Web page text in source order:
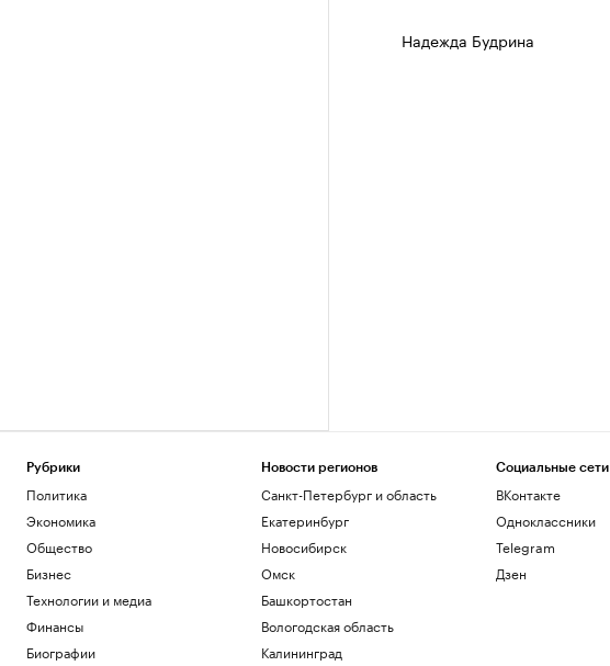
Надежда Будрина
Рубрики
Политика
Экономика
Общество
Бизнес
Технологии и медиа
Финансы
Биографии
Новости регионов
Санкт-Петербург и область
Екатеринбург
Новосибирск
Омск
Башкортостан
Вологодская область
Калининград
Социальные сети
ВКонтакте
Одноклассники
Telegram
Дзен